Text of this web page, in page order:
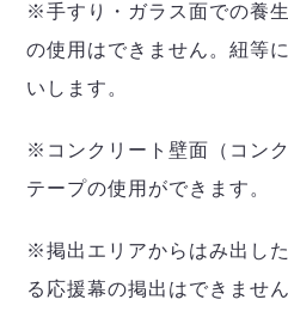
※手すり・ガラス面での養
の使用はできません。紐等
いします。
※コンクリート壁面（コン
テープの使用ができます。
※掲出エリアからはみ出し
る応援幕の掲出はできません